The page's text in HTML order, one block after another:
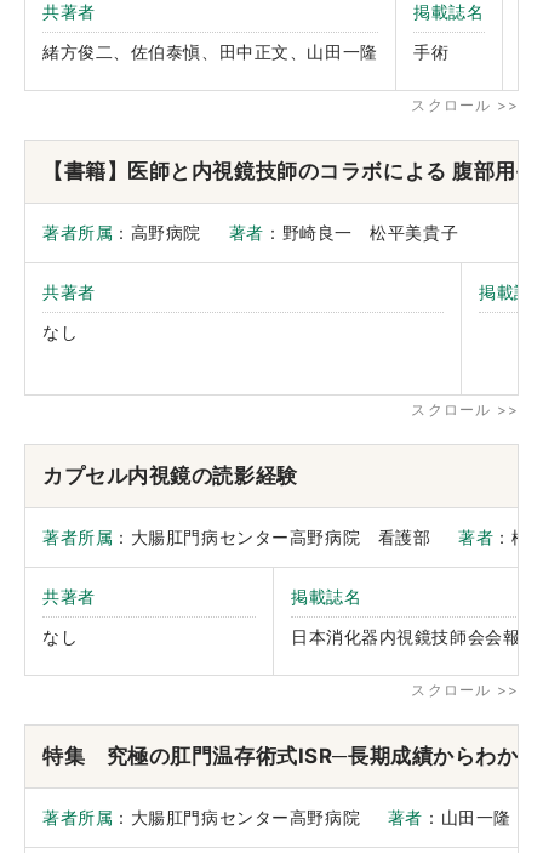
共著者
緒方俊二、佐伯泰愼、田中正文、山田一隆
掲載誌名
手術
【書籍】医師と内視鏡技師のコラボによる 腹部用
著者所属 ：高野病院 著者 ：野崎良一 松平美貴子
共著者
なし
掲載誌
カプセル内視鏡の読影経験
著者所属 ：大腸肛門病センター高野病院 看護部著者 ：
共著者
なし
掲載誌名
日本消化器内視鏡技師会会報
特集 究極の肛門温存術式ISR─長期成績からわか
著者所属 ：大腸肛門病センター高野病院 著者 ：山田一隆